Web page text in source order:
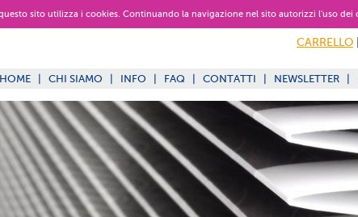
sito utilizza i cookies. Continuando la navigazione nel sito autorizzi l’uso dei
CARRELLO
HOME CHI SIAMO INFO FAQ CONTATTI NEWSLETTER